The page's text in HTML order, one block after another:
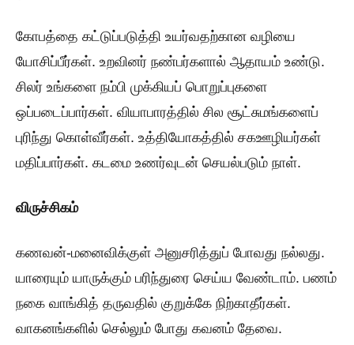
கோபத்தை கட்டுப்படுத்தி உயர்வதற்கான வழியை
யோசிப்பீர்கள். உறவினர் நண்பர்களால் ஆதாயம் உண்டு.
சிலர் உங்களை நம்பி முக்கியப் பொறுப்புகளை
ஒப்படைப்பார்கள். வியாபாரத்தில் சில சூட்சுமங்களைப்
புரிந்து கொள்வீர்கள். உத்தியோகத்தில் சகஊழியர்கள்
மதிப்பார்கள். கடமை உணர்வுடன் செயல்படும் நாள்.
விருச்சிகம்
கணவன்-மனைவிக்குள் அனுசரித்துப் போவது நல்லது.
யாரையும் யாருக்கும் பரிந்துரை செய்ய வேண்டாம். பணம்
நகை வாங்கித் தருவதில் குறுக்கே நிற்காதீர்கள்.
வாகனங்களில் செல்லும் போது கவனம் தேவை.